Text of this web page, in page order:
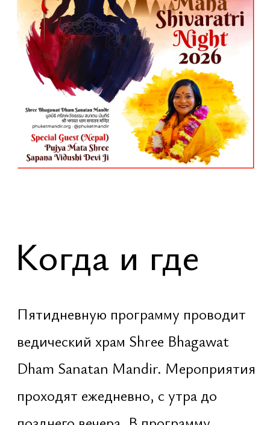
Пятидневную программу проводит
ведический храм Shree Bhagawat
Dham Sanatan Mandir. Мероприятия
проходят ежедневно, с утра до
позднего вечера. В программу
входят пуджи, практики, служение и
совместные ритуальные действия.
Посещение фестивальных дней
Ночь с 15 на 16 февраля
[воскресенье → понедельник] —
центральная точка всего события.
Это не концерт и не массовое
празднование. Это бодрствование
Эксклюзивная
ночь